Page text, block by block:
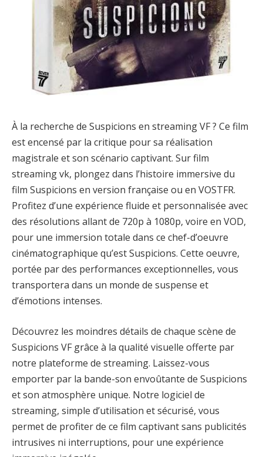
À la recherche de Suspicions en streaming VF ? Ce film
est encensé par la critique pour sa réalisation
magistrale et son scénario captivant. Sur film
streaming vk, plongez dans l’histoire immersive du
film Suspicions en version française ou en VOSTFR.
Profitez d’une expérience fluide et personnalisée avec
des résolutions allant de 720p à 1080p, voire en VOD,
pour une immersion totale dans ce chef-d’oeuvre
cinématographique qu’est Suspicions. Cette oeuvre,
portée par des performances exceptionnelles, vous
transportera dans un monde de suspense et
d’émotions intenses.
Découvrez les moindres détails de chaque scène de
Suspicions VF grâce à la qualité visuelle offerte par
notre plateforme de streaming. Laissez-vous
emporter par la bande-son envoûtante de Suspicions
et son atmosphère unique. Notre logiciel de
streaming, simple d’utilisation et sécurisé, vous
permet de profiter de ce film captivant sans publicités
intrusives ni interruptions, pour une expérience